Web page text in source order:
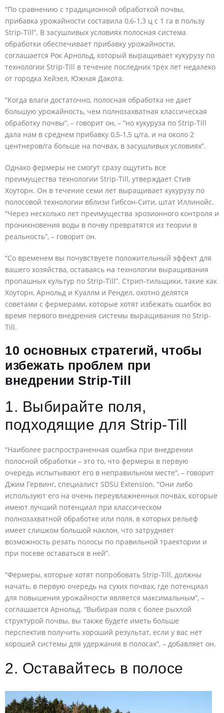
“По сравнению с традиционной обработкой почвы,
прибавка урожайности составила 0,6-1,3 ц с 1 га в пользу
Strip-Till”. В засушливых условиях полосная система
обработки обеспечивает прибавку урожайности,
соглашается Рок Арнольд, который выращивает кукурузу по
технологии Strip-Till в течение последних трех лет недалеко
от городка Хейзел, Южная Дакота.
“Когда влаги достаточно, полосная обработка не дает
большую урожайность, чем полнозахватная классическая
обработку почвы”, – говорит он, – “но кукуруза по Strip-Till
дала нам в среднем прибавку 0,5-1,5 ц/га, и на около 2
центнеров/га больше на почвах, в засушливых условиях”.
Однако фермеры не смогут сразу ощутить все
преимущества технологии Strip-Till, утверждает Стив
Хоуторн. Он в течение семи лет выращивает кукурузу по
полосовой технологии вблизи Гибсон-Сити, штат Иллинойс.
“Через несколько лет преимущества эрозионного контроля и
проникновения воды в почву превратятся из теории в
реальность”, – говорит он.
“Со временем вы почувствуете положительный эффект для
вашего хозяйства, оставаясь на технологии выращивания
пропашных культур по Strip-Till”. Стрип-тильщики, такие как
Хоуторн, Арнольд и Куаллм и Рендел, охотно делятся
советами с фермерами, которые хотят избежать ошибок во
время первого внедрения системы выращивания по Strip-
Till.
10 основных стратегий, чтобы
избежать проблем при
внедрении Strip-Till
1. Выбирайте поля,
подходящие для Strip-Till
“Наиболее распространенная ошибка при внедрении
полосной обработки – это то, что фермеры в первую
очередь испытывают его в неправильном месте”, – говорит
Джим Гервинг, специалист SDSU Extension. “Они либо
используют его на очень переувлажненных почвах, которые
имеют лучший потенциал при классическом
полнозахватной обработке или поля, в которых рельеф
имеет слишком большой наклон, что затрудняет
возможность резать полосы по правильной траектории и
при посеве оставаться в ней”.
“Фермеры, которые хотят попробовать Strip-Till, должны
начать, в первую очередь на сухих почвах, где потенциал
для повышения урожайности является максимальным”, –
соглашается Арнольд. “Выбирая поля с более рыхлой
структурой почвы, вы также будете иметь больше
перспектив получить хороший результат, если у вас нет
хорошей системы для удержания в полосах”, – добавляет он.
2. Оставайтесь в полосе